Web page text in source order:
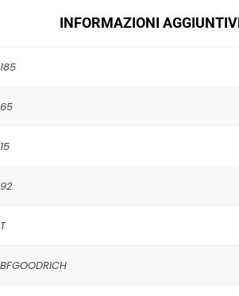
INFORMAZIONI
185
65
15
92
T
BFGOODRICH